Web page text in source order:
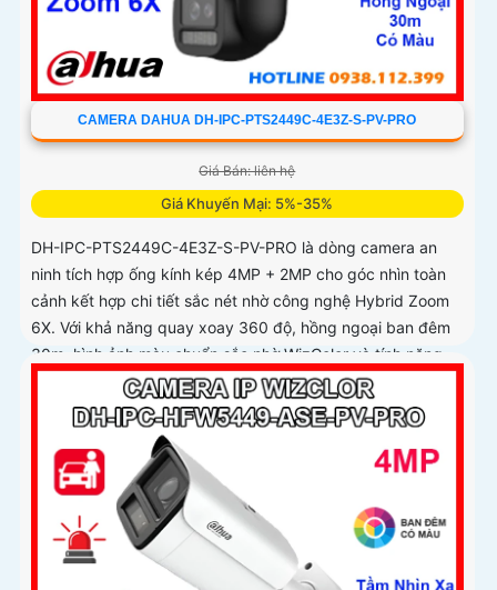
CAMERA DAHUA DH-IPC-PTS2449C-4E3Z-S-PV-PRO
Giá Bán: liên hệ
Giá Khuyến Mại: 5%-35%
DH-IPC-PTS2449C-4E3Z-S-PV-PRO là dòng camera an
ninh tích hợp ống kính kép 4MP + 2MP cho góc nhìn toàn
cảnh kết hợp chi tiết sắc nét nhờ công nghệ Hybrid Zoom
6X. Với khả năng quay xoay 360 độ, hồng ngoại ban đêm
30m, hình ảnh màu chuẩn sắc nhờ WizColor và tính năng
đàm thoại hai chiều mang đến trải nghiệm giám sát chủ
động và chính xác